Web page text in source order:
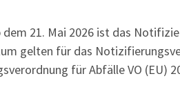
dem 21. Mai 2026 ist das
gelten für das
für Abfälle VO (EU)